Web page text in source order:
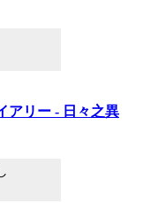
アリー - 日々之異